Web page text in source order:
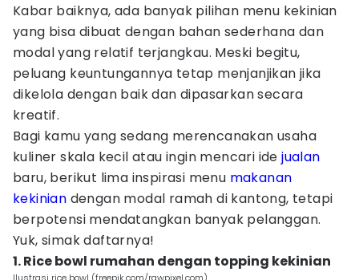
Kabar baiknya, ada banyak pilihan menu kekinian
yang bisa dibuat dengan bahan sederhana dan
modal yang relatif terjangkau. Meski begitu,
peluang keuntungannya tetap menjanjikan jika
dikelola dengan baik dan dipasarkan secara
kreatif.
Bagi kamu yang sedang merencanakan usaha
kuliner skala kecil atau ingin mencari idejualan
baru, berikut lima inspirasi menu makanan
kekinian dengan modal ramah di kantong, tetapi
berpotensi mendatangkan banyak pelanggan.
Yuk, simak daftarnya!
1. Rice bowl rumahan dengan topping kekinian